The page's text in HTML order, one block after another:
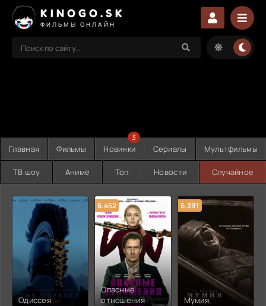
KINOGO.SK
ФИЛЬМЫ ОНЛАЙН
Главная Фильмы Новинки
3
Сериалы Мультфильмы
ТВ шоу Аниме Топ Новости Случайное
Одиссея
6.452
Опасные
отношения
6.391
Мумия